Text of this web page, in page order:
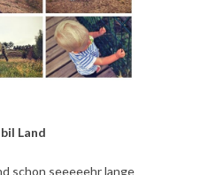
Land
schon seeeeehr lange